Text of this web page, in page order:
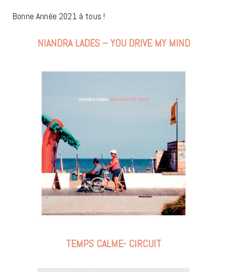
Bonne Année 2021 à tous !
NIANDRA LADES – YOU DRIVE MY MIND
TEMPS CALME- CIRCUIT